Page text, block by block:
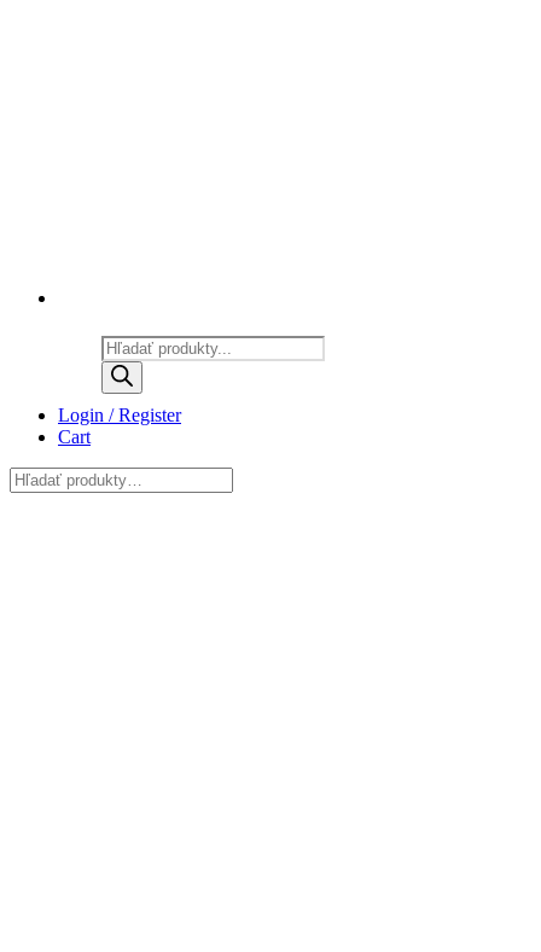
Products
search
Login / Register
Cart